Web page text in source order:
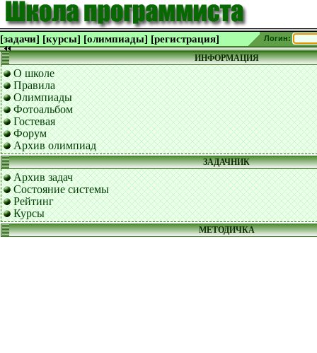
[задачи] [курсы] [олимпиады] [регистрация] Логин:
ИНФОРМАЦИЯ
О школе
Правила
Олимпиады
Фотоальбом
Гостевая
Форум
Архив олимпиад
ЗАДАЧНИК
Архив задач
Состояние системы
Рейтинг
Курсы
МЕТОДИЧКА